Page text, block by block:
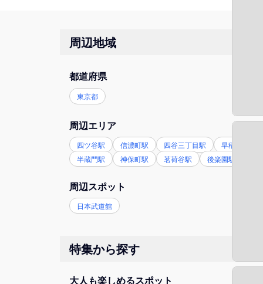
周辺地域
都道府県
東京都
周辺エリア
四ツ谷駅 信濃町駅 四谷三丁目駅 早稲田駅
半蔵門駅
神保町駅 茗荷谷駅 後楽園駅
周辺スポット
日本武道館
特集から探す
大人も楽しめるスポット